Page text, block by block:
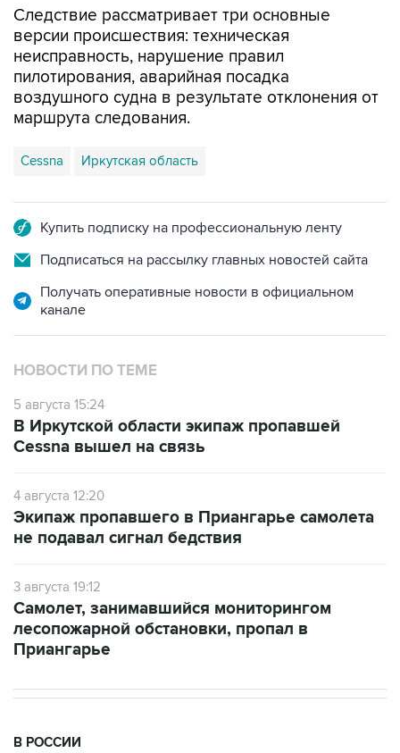
Следствие рассматривает три основные
версии происшествия: техническая
неисправность, нарушение правил
пилотирования, аварийная посадка
воздушного судна в результате отклонения от
маршрута следования.
Cessna Иркутская область
Купить подписку на профессиональную ленту
Подписаться на рассылку главных новостей сайта
Получать оперативные новости в официальном
канале
НОВОСТИ ПО ТЕМЕ
5 августа 15:24
В Иркутской области экипаж пропавшей
Cessna вышел на связь
4 августа 12:20
Экипаж пропавшего в Приангарье самолета
не подавал сигнал бедствия
3 августа 19:12
Самолет, занимавшийся мониторингом
лесопожарной обстановки, пропал в
Приангарье
В РОССИИ